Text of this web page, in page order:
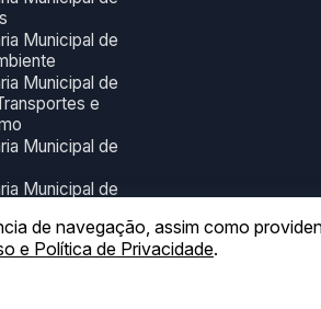
Municipal de
Municipal de
e
Municipal de
Municipal de
Lazer e
de navegação, assim como
e Política de Privacidade.